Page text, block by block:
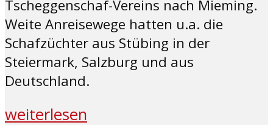
Tscheggenschaf-Vereins nach Mieming.
Weite Anreisewege hatten u.a. die
Schafzüchter aus Stübing in der
Steiermark, Salzburg und aus
Deutschland.
weiterlesen